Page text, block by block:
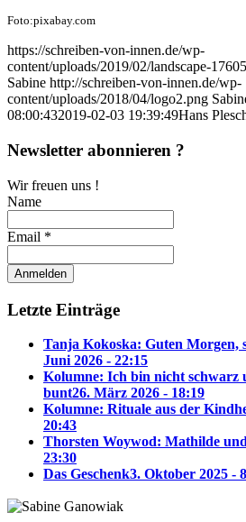
Foto:pixabay.com
https://schreiben-von-innen.de/wp-
content/uploads/2019/02/landscape-
Sabine http://schreiben-von-innen.de/wp-
content/uploads/2018/04/logo2.png
08:00:432019-02-03 19:39:49Hans
Newsletter abonnieren ?
Wir freuen uns !
Name
Email *
Letzte Einträge
Tanja Kokoska: Guten Morgen,
Juni 2026 - 22:15
Kolumne: Ich bin nicht schwarz
bunt26. März 2026 - 18:19
Kolumne: Rituale aus der
20:43
Thorsten Woywod: Mathilde
23:30
Das Geschenk3. Oktober 2025 -